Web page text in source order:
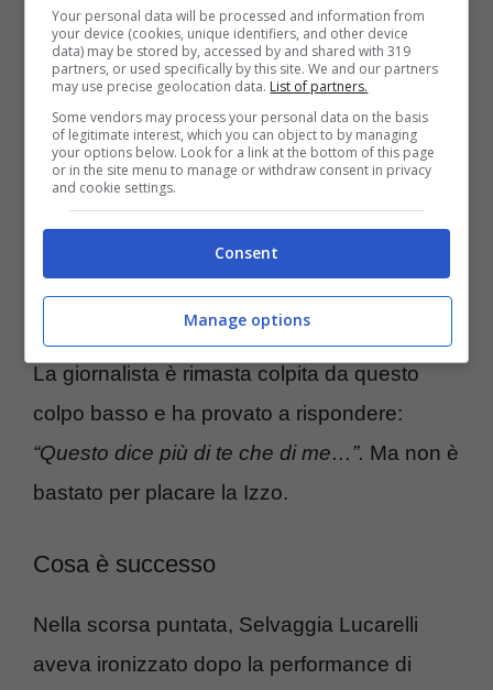
chiarendo che lei non spegne la luce del
marito che invece brilla di luce propria.
Poi ha aggiunto: “Noi siamo sposati da 38
anni e questa cosa probabilmente
fastidio a Selvaggia che invece non ha
mai avuto relazioni abbastanza stabili…
Da qui ilgeloin studio.
La giornalista è rimasta colpita da questo
colpo basso e ha provato a rispondere:
“Questo dice più di te che di me…”. Ma non è
bastato per placare la Izzo.
Cosa è successo
Nella scorsa puntata, Selvaggia Lucarelli
aveva ironizzato dopo la performance di
Your personal data will be processed and information from
your device (cookies, unique identifiers, and other device
data) may be stored by, accessed by and shared with 319
partners, or used specifically by this site. We and our partners
may use precise geolocation data. List of partners.
Some vendors may process your personal data on the basis
of legitimate interest, which you can object to by managing
your options below. Look for a link at the bottom of this page
or in the site menu to manage or withdraw consent in privacy
and cookie settings.
Consent
Manage options